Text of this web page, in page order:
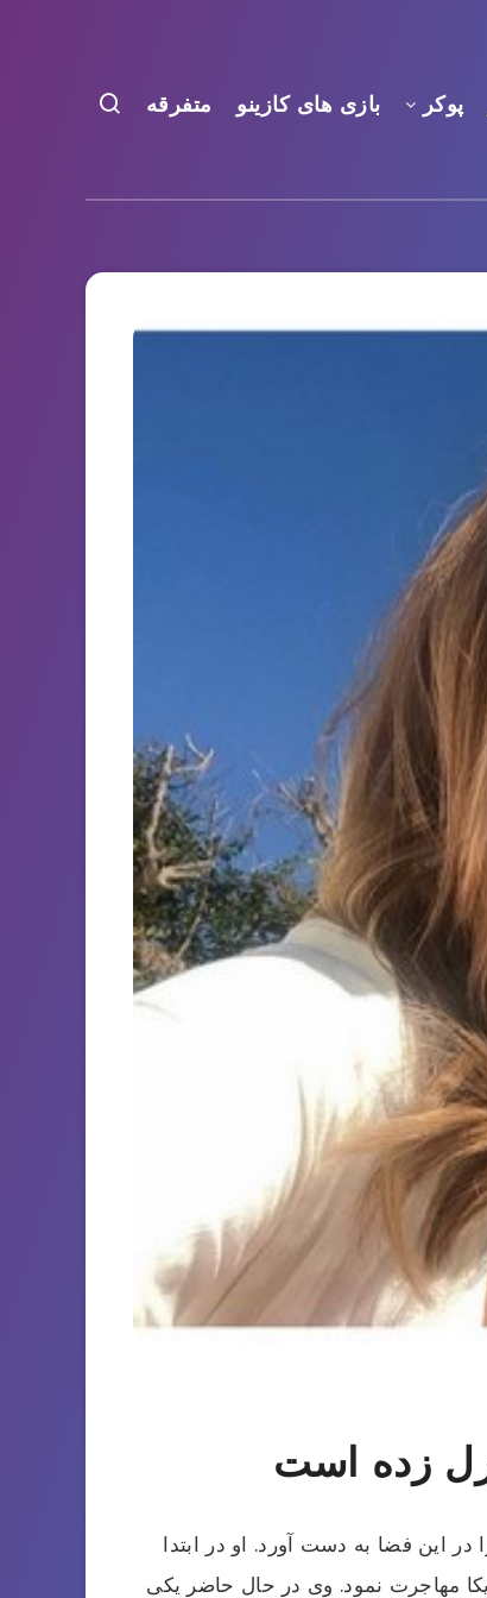
پوکر بازی های کازینو متفرقه
رل زده است
این فضا به دست آورد. او در ابتدا
مهاجرت نمود. وی در حال حاضر یکی